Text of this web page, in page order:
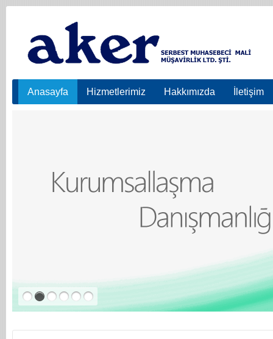
Anasayfa Hizmetlerimiz Hakkımızda İletişim